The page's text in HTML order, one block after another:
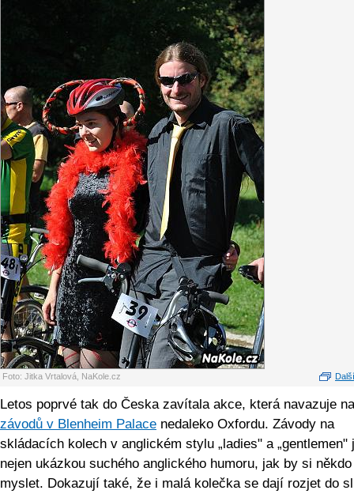
Foto: Jitka Vrtalová, NaKole.cz
Letos poprvé tak do Česka zavítala akce, která navazuje
závodů v Blenheim Palace nedaleko Oxfordu. Závody na
skládacích kolech v anglickém stylu „ladies" a „gentlemen"
nejen ukázkou suchého anglického humoru, jak by si
myslet. Dokazují také, že i malá kolečka se dají rozjet do